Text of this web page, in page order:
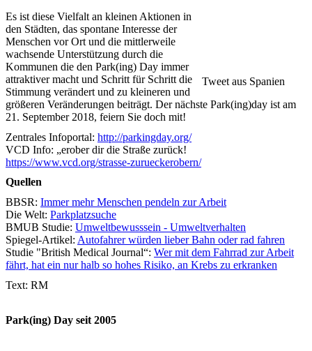
Tweet aus Spanien
Es ist diese Vielfalt an kleinen Aktionen in
den Städten, das spontane Interesse der
Menschen vor Ort und die mittlerweile
wachsende Unterstützung durch die
Kommunen die den Park(ing) Day immer
attraktiver macht und Schritt für Schritt die
Stimmung verändert und zu kleineren und
größeren Veränderungen beiträgt. Der nächste Park(ing)day ist am
21. September 2018, feiern Sie doch mit!
Zentrales Infoportal: http://parkingday.org/
VCD Info: „erober dir die Straße zurück!
https://www.vcd.org/strasse-zurueckerobern/
Quellen
BBSR: Immer mehr Menschen pendeln zur Arbeit
Die Welt: Parkplatzsuche
BMUB Studie: Umweltbewusssein - Umweltverhalten
Spiegel-Artikel: Autofahrer würden lieber Bahn oder rad fahren
Studie "British Medical Journal“: Wer mit dem Fahrrad zur Arbeit
fährt, hat ein nur halb so hohes Risiko, an Krebs zu erkranken
Text: RM
Park(ing) Day seit 2005